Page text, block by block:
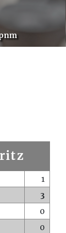
1
3
0
0